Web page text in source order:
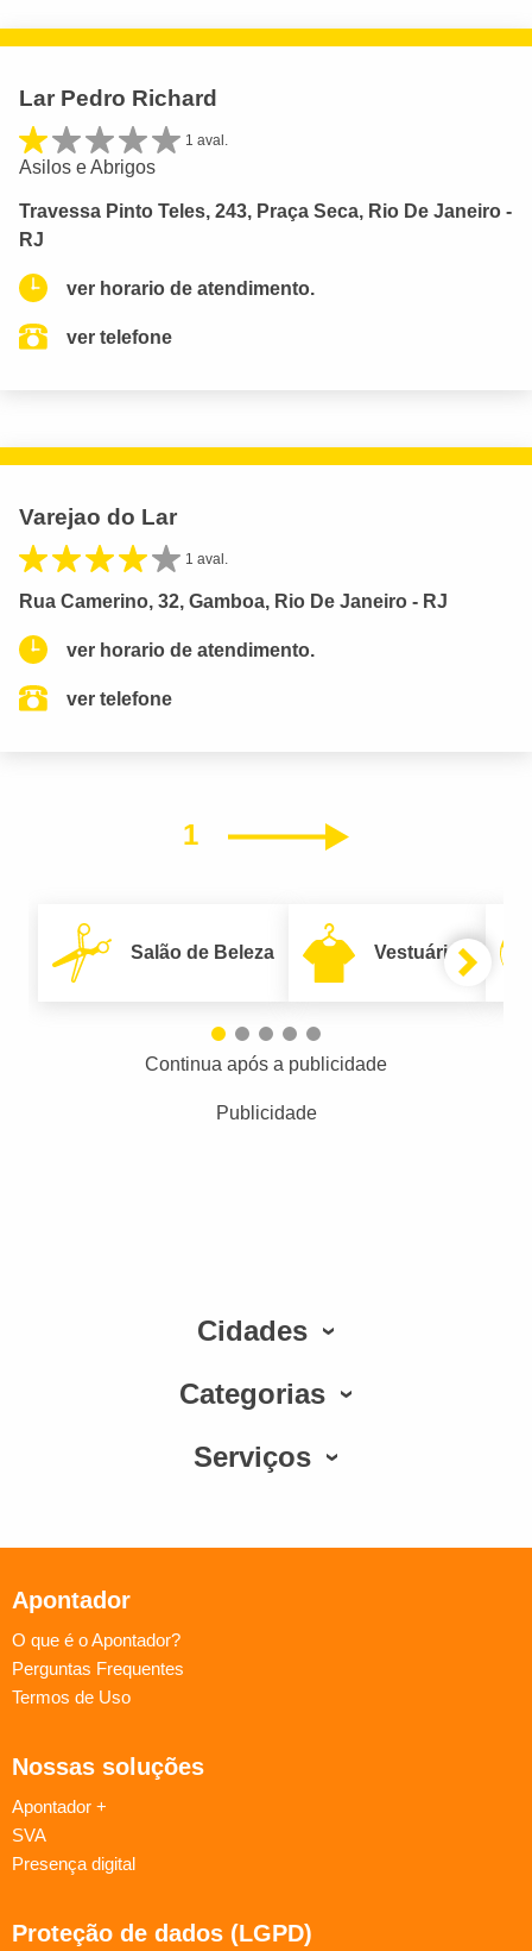
Lar Pedro Richard
1 aval.
Asilos e Abrigos
Travessa Pinto Teles, 243, Praça Seca, Rio De Janeiro -
RJ
ver horario de atendimento.
ver telefone
Varejao do Lar
1 aval.
Rua Camerino, 32, Gamboa, Rio De Janeiro - RJ
ver horario de atendimento.
ver telefone
1 Próximo
Salão de Beleza Vestuário
Continua após a publicidade
Publicidade
Cidades
Categorias
Serviços
Apontador
O que é o Apontador?
Perguntas Frequentes
Termos de Uso
Nossas soluções
Apontador +
SVA
Presença digital
Proteção de dados (LGPD)